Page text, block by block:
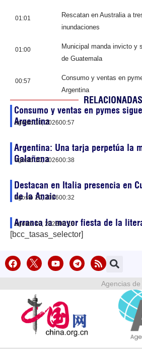
01:01
Rescatan en Australia a
inundaciones
01:00
Municipal manda invicto y
de Guatemala
00:57
Consumo y ventas en
Argentina
RELACIONADAS
Consumo y ventas en pymes
Argentina
agosto 10, 202600:57
Argentina: Una tarja perpetúa la
Galañena
agosto 10, 202600:38
Destacan en Italia presencia en
de la Anaic
agosto 10, 202600:32
Arranca la mayor fiesta de la
agosto 10, 202600:16
[bcc_tasas_selector]
Agencias